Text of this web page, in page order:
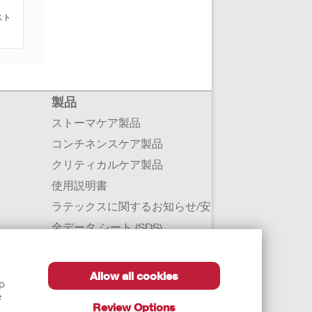
Allow all cookies
Review Options
製品
ストーマケア製品
コンチネンスケア製品
クリティカルケア製品
使用説明書
ラテックスに関するお知らせ/安
全データ シート (SDS)